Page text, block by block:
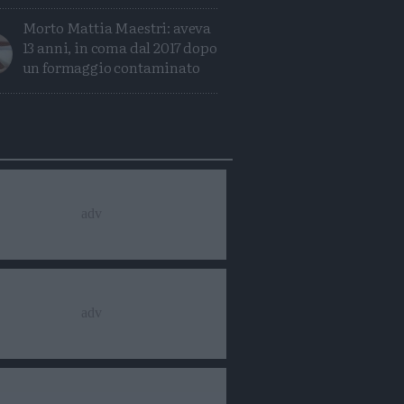
Morto Mattia Maestri: aveva
13 anni, in coma dal 2017 dopo
un formaggio contaminato